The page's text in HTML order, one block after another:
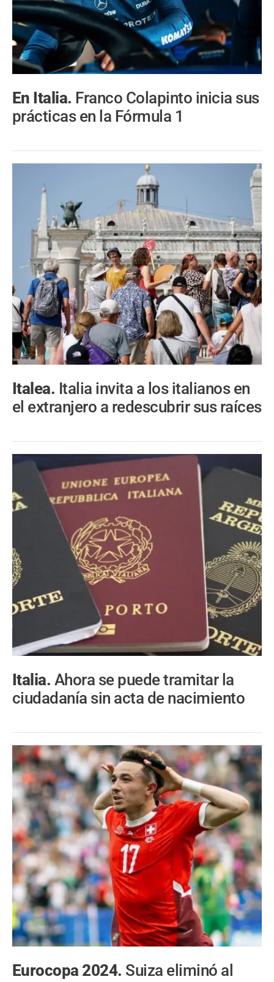
En Italia. Franco Colapinto inicia sus
prácticas en la Fórmula 1
Italea. Italia invita a los italianos en
el extranjero a redescubrir sus raíces
Italia. Ahora se puede tramitar la
ciudadanía sin acta de nacimiento
Eurocopa 2024. Suiza eliminó al